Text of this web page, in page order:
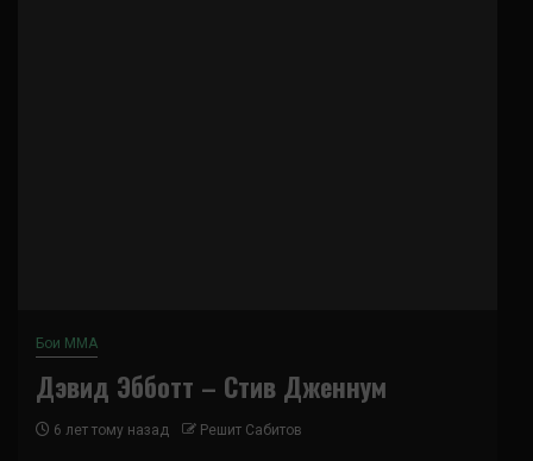
Бои ММА
Дэвид Эбботт – Стив Дженнум
6 лет тому назад Решит Сабитов